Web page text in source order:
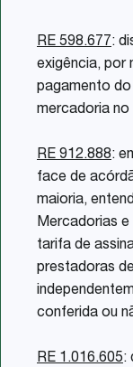
RE 598.677:
exigência, por
pagamento
mercadoria
RE 912.888:
face de
maioria,
Mercadorias e
tarifa de
prestadoras
conferida ou
RE 1.016.605: